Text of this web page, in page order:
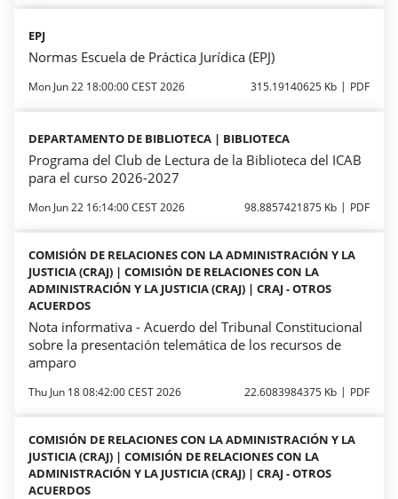
EPJ
Normas Escuela de Práctica Jurídica (EPJ)
Mon Jun 22 18:00:00 CEST 2026 315.19140625 Kb PDF
DEPARTAMENTO DE BIBLIOTECA | BIBLIOTECA
Programa del Club de Lectura de la Biblioteca del ICAB
para el curso 2026-2027
Mon Jun 22 16:14:00 CEST 2026 98.8857421875 Kb PDF
COMISIÓN DE RELACIONES CON LA ADMINISTRACIÓN Y LA
JUSTICIA (CRAJ) | COMISIÓN DE RELACIONES CON LA
ADMINISTRACIÓN Y LA JUSTICIA (CRAJ) | CRAJ - OTROS
ACUERDOS
Nota informativa - Acuerdo del Tribunal Constitucional
sobre la presentación telemática de los recursos de
amparo
Thu Jun 18 08:42:00 CEST 2026 22.6083984375 Kb PDF
COMISIÓN DE RELACIONES CON LA ADMINISTRACIÓN Y LA
JUSTICIA (CRAJ) | COMISIÓN DE RELACIONES CON LA
ADMINISTRACIÓN Y LA JUSTICIA (CRAJ) | CRAJ - OTROS
ACUERDOS